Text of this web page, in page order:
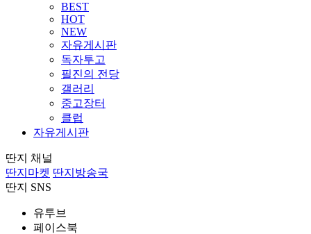
BEST
HOT
NEW
자유게시판
독자투고
필진의 전당
갤러리
중고장터
클럽
자유게시판
딴지 채널
딴지마켓 딴지방송국
딴지 SNS
유투브
페이스북